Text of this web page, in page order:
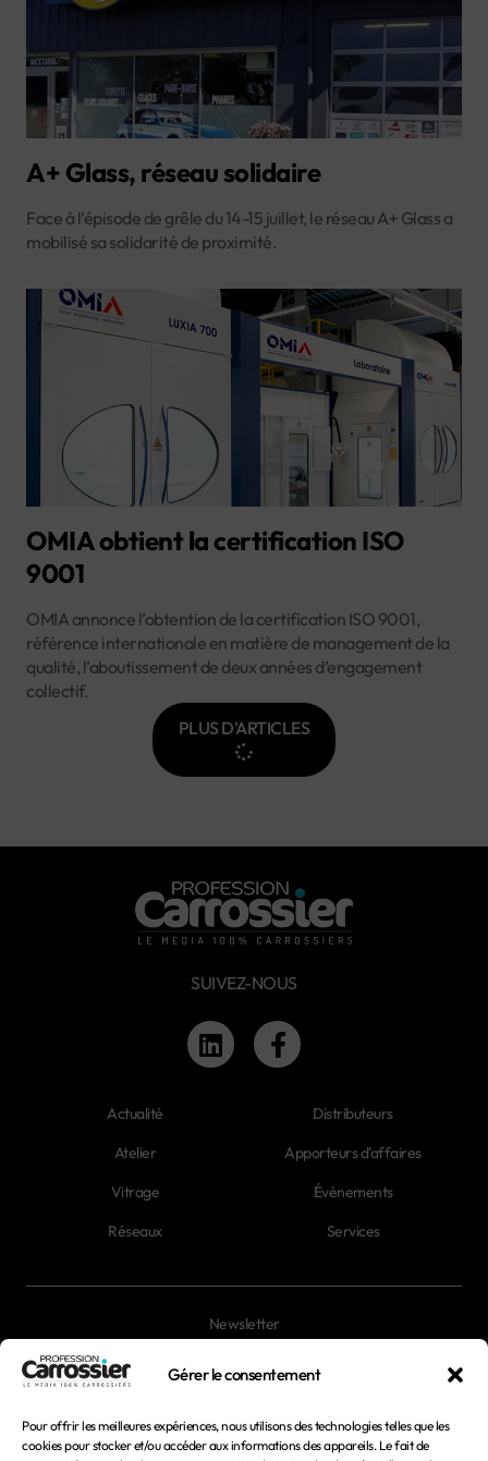
Gérer le consentement
Pour offrir les meilleures expériences, nous utilisons des technologies telles que les
cookies pour stocker et/ou accéder aux informations des appareils. Le fait de
A+ Glass, réseau solidaire
Face à l’épisode de grêle du 14-15 juillet, le réseau A+ Glass a
mobilisé sa solidarité de proximité.
OMIA obtient la certification ISO
9001
OMIA annonce l’obtention de la certification ISO 9001,
référence internationale en matière de management de la
qualité, l’aboutissement de deux années d’engagement
collectif.
PLUS D'ARTICLES
SUIVEZ-NOUS
Actualité
Atelier
Vitrage
Réseaux
Distributeurs
Apporteurs d'affaires
Évènements
Services
Newsletter
Mentions légales